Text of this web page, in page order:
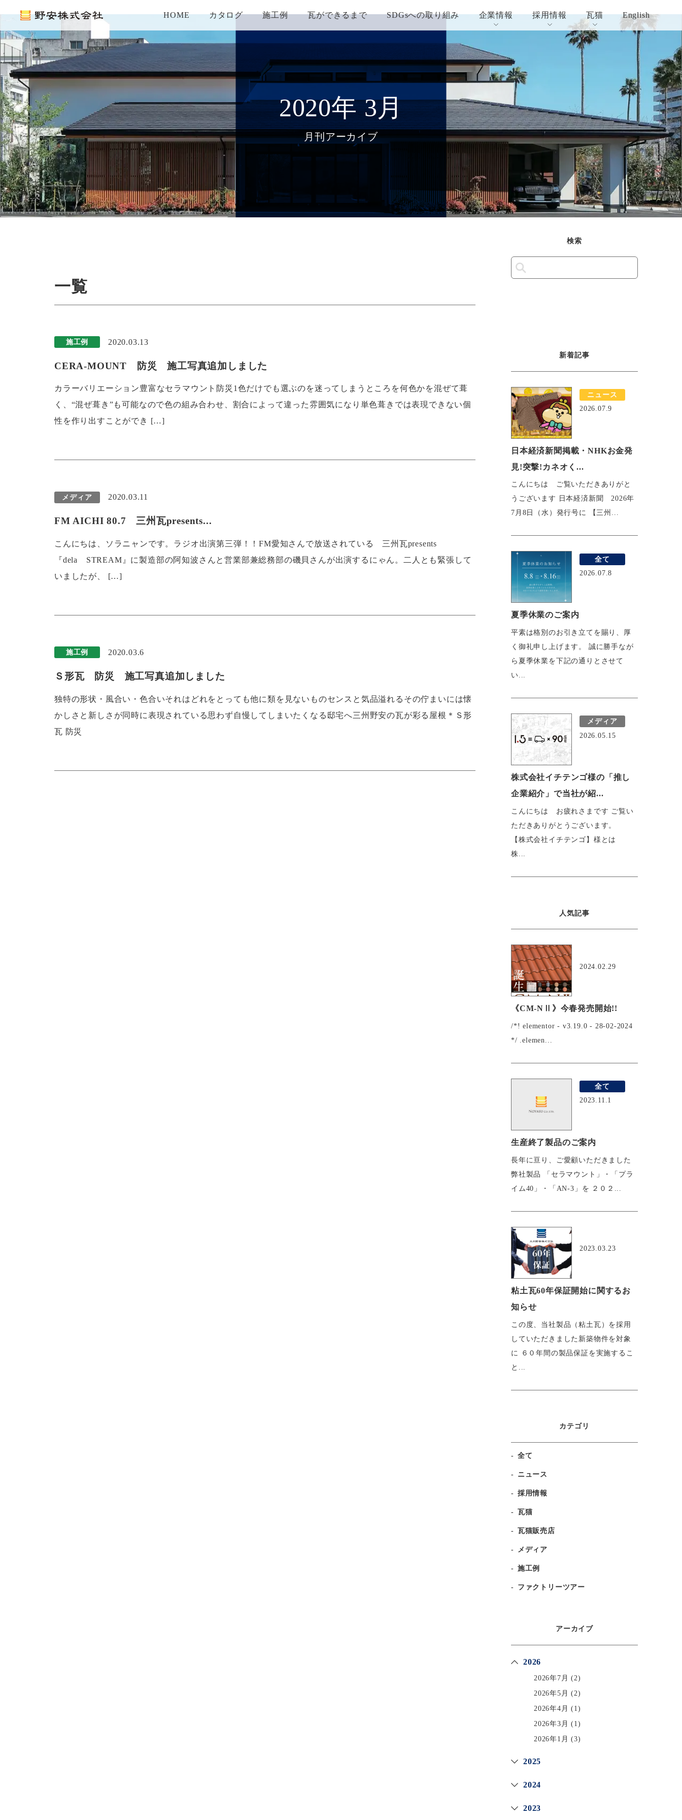
HOME カタログ 施工例 瓦ができるまで SDGsへの取り組み 企業情報 採用情報 瓦猫 English
2020年 3月
月刊アーカイブ
一覧
施工例 2020.03.13
CERA-MOUNT 防災 施工写真追加しました
カラーバリエーション豊富なセラマウント防災1色だけでも選ぶのを迷ってしまうところを何色かを混ぜて葺
く、“混ぜ葺き”も可能なので色の組み合わせ、割合によって違った雰囲気になり単色葺きでは表現できない個
性を作り出すことができ […]
メディア 2020.03.11
FM AICHI 80.7 三州瓦presents...
こんにちは、ソラニャンです。ラジオ出演第三弾！！FM愛知さんで放送されている 三州瓦presents
『dela STREAM』に製造部の阿知波さんと営業部兼総務部の磯貝さんが出演するにゃん。二人とも緊張して
いましたが、 […]
施工例 2020.03.6
Ｓ形瓦 防災 施工写真追加しました
独特の形状・風合い・色合いそれはどれをとっても他に類を見ないものセンスと気品溢れるその佇まいには懐
かしさと新しさが同時に表現されている思わず自慢してしまいたくなる邸宅へ三州野安の瓦が彩る屋根＊Ｓ形
瓦 防災
検索
新着記事
ニュース
2026.07.9
日本経済新聞掲載・NHKお金発
見!突撃!カネオく...
こんにちは ご覧いただきありがと
うございます 日本経済新聞 2026年
7月8日（水）発行号に 【三州...
全て
2026.07.8
夏季休業のご案内
平素は格別のお引き立てを賜り、厚
く御礼申し上げます。 誠に勝手なが
ら夏季休業を下記の通りとさせて
い...
メディア
2026.05.15
株式会社イチテンゴ様の「推し
企業紹介」で当社が紹...
こんにちは お疲れさまです ご覧い
ただきありがとうございます。
【株式会社イチテンゴ】様とは
株...
人気記事
2024.02.29
《CM-NⅡ》今春発売開始!!
/*! elementor - v3.19.0 - 28-02-2024
*/ .elemen...
全て
2023.11.1
生産終了製品のご案内
長年に亘り、ご愛顧いただきました
弊社製品 「セラマウント」・「プラ
イム40」・「AN-3」を ２０２...
2023.03.23
粘土瓦60年保証開始に関するお
知らせ
この度、当社製品（粘土瓦）を採用
していただきました新築物件を対象
に ６０年間の製品保証を実施するこ
と...
カテゴリ
全て
ニュース
採用情報
瓦猫
瓦猫販売店
メディア
施工例
ファクトリーツアー
アーカイブ
2026
2026年7月 (2)
2026年5月 (2)
2026年4月 (1)
2026年3月 (1)
2026年1月 (3)
2025
2024
2023